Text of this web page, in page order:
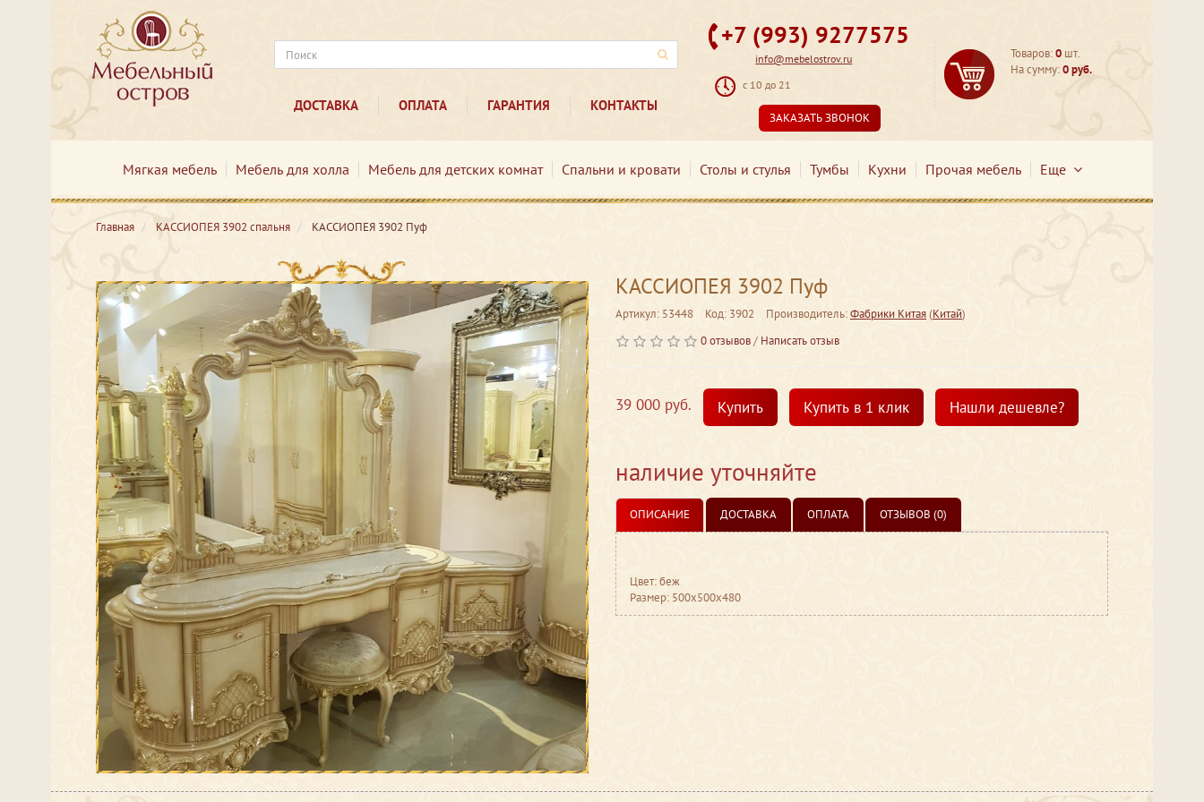
ДОСТАВКА ОПЛАТА ГАРАНТИЯ КОНТАКТЫ
+7 (993) 9277575
info@mebelostrov.ru
с 10 до 21
ЗАКАЗАТЬ ЗВОНОК
Товаров:0 шт.
На сумму:0 руб.
Мягкая мебель Мебель для холла Мебель для детских комнат Спальни и кровати Столы и стулья Тумбы Кухни Прочая мебель Еще
Главная КАССИОПЕЯ 3902 спальня КАССИОПЕЯ 3902 Пуф
КАССИОПЕЯ 3902 Пуф
Артикул: 53448 Код: 3902 Производитель:Фабрики Китая(Китай)
0 отзывов/ Написать отзыв
39 000 руб. Купить Купить в 1 клик Нашли дешевле?
наличие уточняйте
ОПИСАНИЕ ДОСТАВКА ОПЛАТА ОТЗЫВОВ (0)
Цвет: беж
Размер: 500x500x480